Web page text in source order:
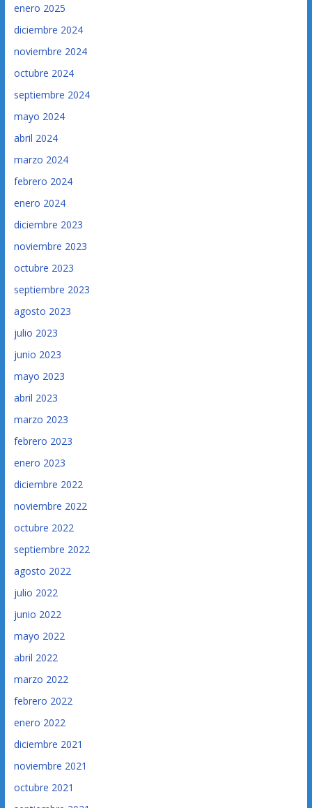
enero 2025
diciembre 2024
noviembre 2024
octubre 2024
septiembre 2024
mayo 2024
abril 2024
marzo 2024
febrero 2024
enero 2024
diciembre 2023
noviembre 2023
octubre 2023
septiembre 2023
agosto 2023
julio 2023
junio 2023
mayo 2023
abril 2023
marzo 2023
febrero 2023
enero 2023
diciembre 2022
noviembre 2022
octubre 2022
septiembre 2022
agosto 2022
julio 2022
junio 2022
mayo 2022
abril 2022
marzo 2022
febrero 2022
enero 2022
diciembre 2021
noviembre 2021
octubre 2021